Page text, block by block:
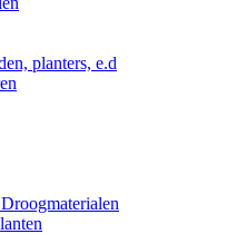
planters, e.d